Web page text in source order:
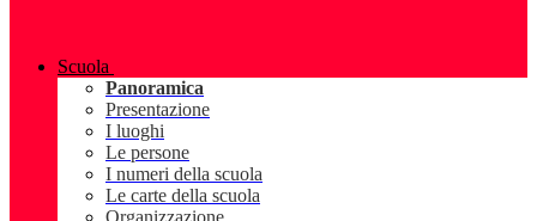
Scuola
Panoramica
Presentazione
I luoghi
Le persone
I numeri della scuola
Le carte della scuola